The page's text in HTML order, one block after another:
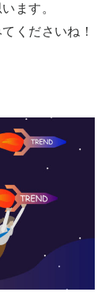
ます。
くださいね！